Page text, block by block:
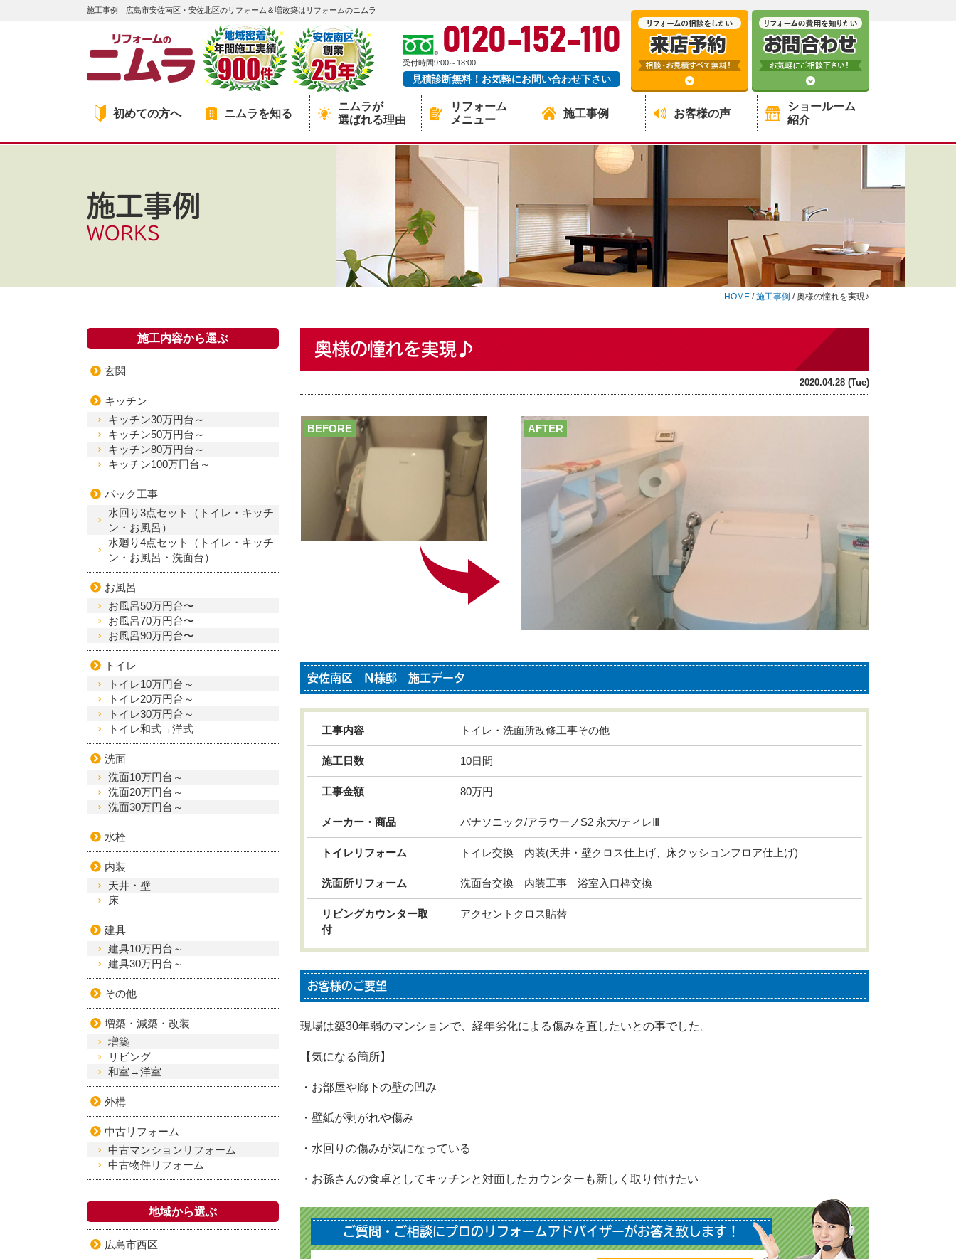
施工事例｜広島市安佐南区・安佐北区のリフォーム＆増改築はリフォームのニムラ
0120-152-110
受付時間9:00～18:00
見積診断無料！お気軽にお問い合わせ下さい
初めての方へ ニムラを知る
ニムラが
選ばれる理由
リフォーム
メニュー
施工事例 お客様の声
ショールーム
紹介
施工事例
WORKS
HOME /施工事例 /奥様の憧れを実現♪
奥様の憧れを実現♪
2020.04.28 (Tue)
AFTER
BEFORE
安佐南区 N様邸 施工データ
工事内容 トイレ・洗面所改修工事その他
施工日数 10日間
工事金額 80万円
メーカー・商品 パナソニック/アラウーノS2 永大/ティレⅢ
トイレリフォーム トイレ交換 内装(天井・壁クロス仕上げ、床クッションフロア仕上げ)
洗面所リフォーム 洗面台交換 内装工事 浴室入口枠交換
リビングカウンター取
付
アクセントクロス貼替
お客様のご要望
現場は築30年弱のマンションで、経年劣化による傷みを直したいとの事でした。
【気になる箇所】
・お部屋や廊下の壁の凹み
・壁紙が剥がれや傷み
・水回りの傷みが気になっている
・お孫さんの食卓としてキッチンと対面したカウンターも新しく取り付けたい
ご質問・ご相談にプロのリフォームアドバイザーがお答え致します！
施工内容から選ぶ
玄関
キッチン
キッチン30万円台～
キッチン50万円台～
キッチン80万円台～
キッチン100万円台～
パック工事
水回り3点セット（トイレ・キッチ
ン・お風呂）
水廻り4点セット（トイレ・キッチ
ン・お風呂・洗面台）
お風呂
お風呂50万円台〜
お風呂70万円台〜
お風呂90万円台〜
トイレ
トイレ10万円台～
トイレ20万円台～
トイレ30万円台～
トイレ和式→洋式
洗面
洗面10万円台～
洗面20万円台～
洗面30万円台～
水栓
内装
天井・壁
床
建具
建具10万円台～
建具30万円台～
その他
増築・減築・改装
増築
リビング
和室→洋室
外構
中古リフォーム
中古マンションリフォーム
中古物件リフォーム
地域から選ぶ
広島市西区